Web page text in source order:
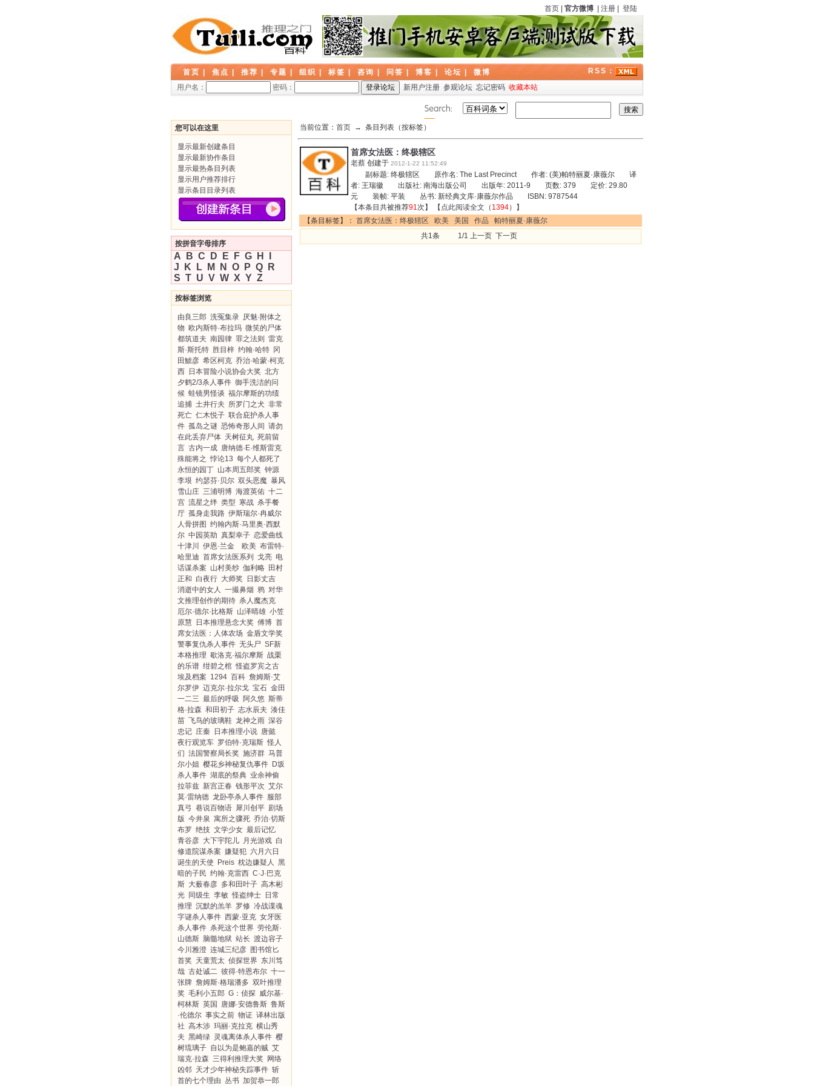
首页 官方微博 注册 登陆
首页 焦点 推荐 专题 组织 标签 咨询 问答 博客 论坛 微博
RSS：
用户名：
密码： 新用户注册 参观论坛 忘记密码 收藏本站
您可以在这里
显示最新创建条目
显示最新协作条目
显示最热条目列表
显示用户推荐排行
显示条目目录列表
按拼音字母排序
A B C D E F G H
J
K L M N O P Q
R
S T U V W X Y Z
按标签浏览
由良三郎 洗冤集录 厌魅·附体之
物 欧内斯特·布拉玛 微笑的尸体
都筑道夫 南园律 罪之法则
雷克
斯·斯托特 胜目梓 约翰·哈特 冈
田鯱彦 希区柯克 乔治·哈蒙·柯克
西 日本冒险小说协会大奖 北方
夕鹤2/3杀人事件 御手洗洁的问
候 蛙镜男怪谈 福尔摩斯的功绩
追捕 土井行夫 所罗门之犬 非常
死亡 仁木悦子 联合庇护杀人事
件 孤岛之谜 恐怖奇形人间 请勿
在此丢弃尸体 天树征丸 死前留
言 古内一成 唐纳德·E·维斯雷克
殊能将之 悖论13 每个人都死了
永恒的园丁 山本周五郎奖 钟源
李垠 约瑟芬·贝尔 双头恶魔 暴风
雪山庄 三浦明博 海渡英佑 十二
宫 流星之绊 类型 寒战 杀手餐
厅 孤身走我路 伊斯瑞尔·冉威尔
人骨拼图 约翰内斯·马里奥·西默
尔 中园英助 真梨幸子 恋爱曲线
十津川
伊恩·兰金 欧美 布雷特·
哈里迪 首席女法医系列 戈亮 电
话谋杀案 山村美纱 伽利略 田村
正和 白夜行 大师奖
日影丈吉
消逝中的女人 一撮鼻烟 鸦 对华
文推理创作的期待 杀人魔杰克
厄尔·德尔·比格斯 山泽晴雄 小笠
原慧 日本推理悬念大奖 傅博 首
席女法医：人体农场 金盾文学奖
警事复仇杀人事件 无头尸 SF新
本格推理 歇洛克·福尔摩斯 战栗
的乐谱 绀碧之棺 怪盗罗宾之古
埃及档案 1294 百科 詹姆斯·艾
尔罗伊 迈克尔·拉尔戈 宝石 金田
一二三 最后的呼吸 阿久悠 斯蒂
格·拉森 和田初子 志水辰夫 湊佳
苗 飞鸟的玻璃鞋 龙神之雨 深谷
忠记 庄秦 日本推理小说 唐懿
夜行观览车 罗伯特·克瑞斯 怪人
们 法国警察局长奖 施济群 马普
尔小姐 樱花乡神秘复仇事件 D坂
杀人事件 湖底的祭典 业余神偷
拉菲兹 新宫正春 钱形平次 艾尔
莫·雷纳德 龙卧亭杀人事件 服部
真弓 巷说百物语 犀川创平 剧场
版 今井泉 寓所之骤死 乔治·切斯
布罗 绝技 文学少女 最后记忆
青谷彦 大下宇陀儿 月光游戏 白
修道院谋杀案 嫌疑犯 六月六日
诞生的天使
Preis 枕边嫌疑人 黑
暗的子民 约翰·克雷西 C·J·巴克
斯 大薮春彦 多和田叶子 高木彬
光 同级生 李敏 怪盗绅士 日常
推理 沉默的羔羊 罗修 冷战谍魂
字谜杀人事件 西蒙·亚克 女牙医
杀人事件 杀死这个世界 劳伦斯·
山德斯 脑髓地狱 站长 渡边容子
今川雅澄 连城三纪彦 图书馆匕
首奖 天童荒太 侦探世界 东川笃
哉 古处诚二 彼得·特恩布尔 十一
张牌 詹姆斯·格瑞潘多 双叶推理
奖 毛利小五郎 G：侦探 威尔基·
柯林斯 英国 唐娜·安德鲁斯 鲁斯
·伦德尔 事实之前 物证 译林出版
社 高木涉 玛丽·克拉克 横山秀
夫 黑崎绿 灵魂离体杀人事件 樱
树琉璃子 自以为是鲍嘉的贼 艾
瑞克·拉森 三得利推理大奖
网络
凶邻 天才少年神秘失踪事件 斩
首的七个理由 丛书 加贺恭一郎
当前位置： 首页 → 条目列表（按标签）
首席女法医：终极辖区
老蔡 创建于 2012-1-22 11:52:49
副标题: 终极辖区 原作名: The Last Precinct 作者: (美)帕特丽夏·康薇尔 译
者: 王瑞徽 出版社: 南海出版公司 出版年: 2011-9 页数: 379 定价: 29.80
元 装帧: 平装 丛书: 新经典文库·康薇尔作品 ISBN: 9787544
【本条目共被推荐91次】 【 点此阅读全文 （ 1394）】
【条目标签】： 首席女法医：终极辖区 欧美 美国 作品
帕特丽夏·康薇尔
共1条 1/1 上一页 下一页